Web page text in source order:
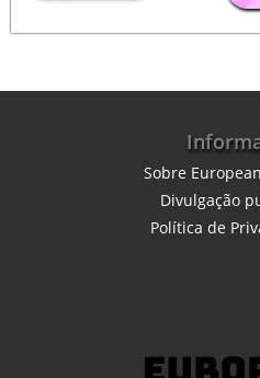
Sobre
Divulgação
Política de